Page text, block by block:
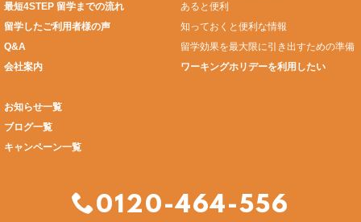
最短4STEP 留学までの流れ
留学したご利用者様の声
Q&A
会社案内
あると便利
知っておくと便利な情報
留学効果を最大限に引き出すための準備
ワーキングホリデーを利用したい
お知らせ一覧
ブログ一覧
キャンペーン一覧
0120-464-556